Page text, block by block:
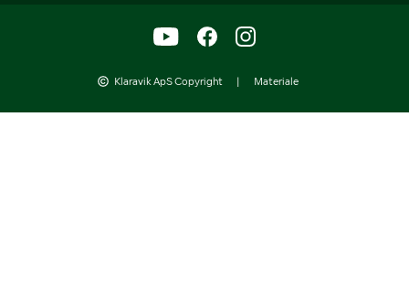
Klaravik ApS Copyright | Materiale